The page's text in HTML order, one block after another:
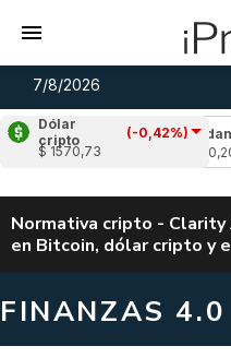
7/8/2026
Dólar
cripto
(-0,42%)
$ 1570,73
Cardano
(-
Normativa cripto -
en Bitcoin, dólar cripto y
FINANZAS 4.0